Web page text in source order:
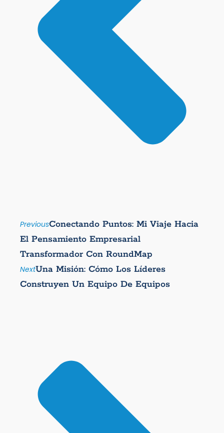
PreviousConectando Puntos: Mi Viaje Hacia
El Pensamiento Empresarial
Transformador Con RoundMap
NextUna Misión: Cómo Los Líderes
Construyen Un Equipo De Equipos